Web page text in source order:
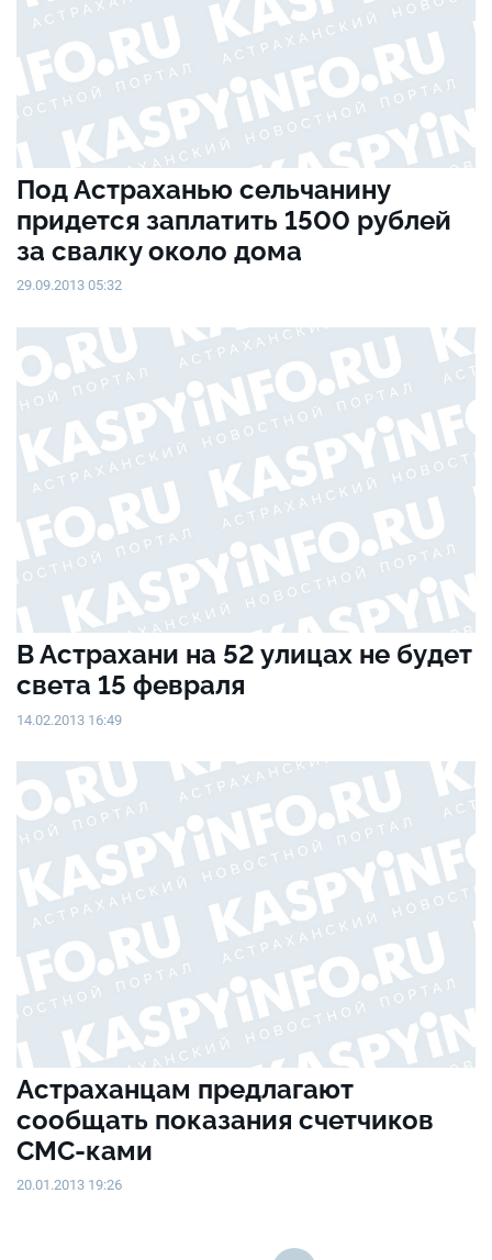
Под Астраханью сельчанину
придется заплатить 1500 рублей
за свалку около дома
29.09.2013 05:32
В Астрахани на 52 улицах не будет
света 15 февраля
14.02.2013 16:49
Астраханцам предлагают
сообщать показания счетчиков
СМС-ками
20.01.2013 19:26